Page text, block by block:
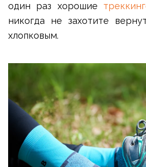
один раз хорошие
никогда не захотите
хлопковым.